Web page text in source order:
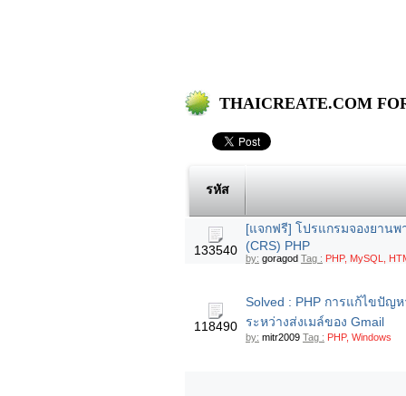
THAICREATE.COM
รหัส
133540
[แจกฟรี] โปรแกรมจองยานพ
(CRS) PHP
by: goragod Tag : PHP, MySQL,
118490
Solved : PHP การแก้ไขปัญ
ระหว่างส่งเมล์ของ Gmail
by: mitr2009 Tag : PHP, Windows